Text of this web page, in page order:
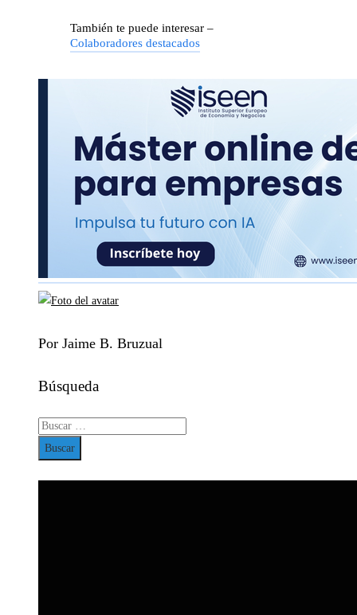
También te puede interesar –
Colaboradores destacados
Por Jaime B. Bruzual
Búsqueda
Buscar: